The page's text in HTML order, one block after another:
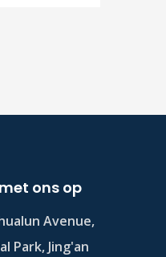
ons op
Avenue,
Park, Jing'an